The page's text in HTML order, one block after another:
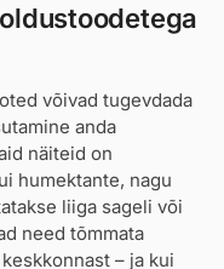
võivad tugevdada
anda
näiteid on
humektante, nagu
liiga sageli või
need tõmmata
– ja kui